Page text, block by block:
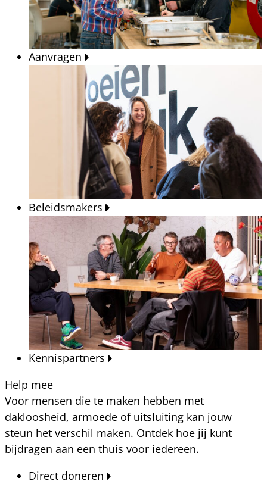
Aanvragen
Beleidsmakers
Kennispartners
Help mee
Voor mensen die te maken hebben met
dakloosheid, armoede of uitsluiting kan jouw
steun het verschil maken. Ontdek hoe jij kunt
bijdragen aan een thuis voor iedereen.
Direct doneren